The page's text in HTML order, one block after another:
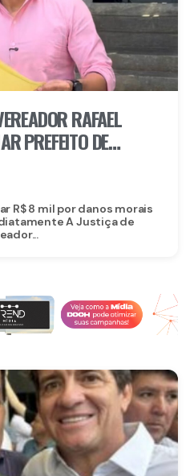
RAFAEL
PREFEITO DE
E REFORÇA:
NÃO PROTEGE
R$ 8 mil por danos morais
A Justiça de